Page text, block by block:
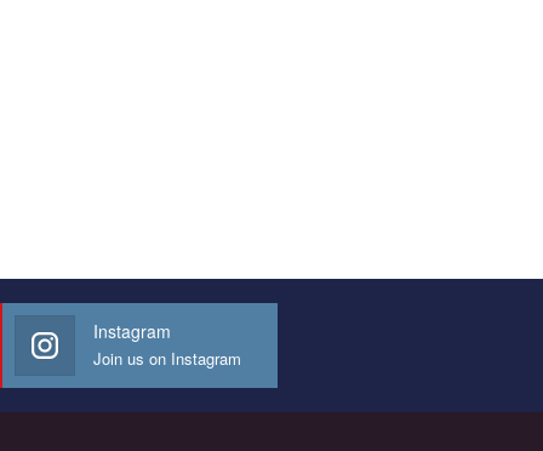
Instagram
Join us on Instagram